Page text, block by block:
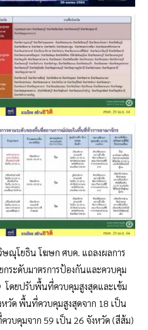
ณุโยธิน โฆษก ศบค. แถลงผลการ
กระดับมาตรการป้องกันและควบคุม
โดยปรับพื้นที่ควบคุมสูงสุดและเข้ม
หวัด พื้นที่ควบคุมสูงสุดจาก 18 เป็น
วบคุมจาก 59 เป็น 26 จังหวัด (สีส้ม)